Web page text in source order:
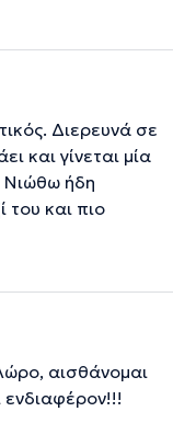
Διερευνά σε
και γίνεται μία
Νιώθω ήδη
του και πιο
αισθάνομαι
ενδιαφέρον!!!